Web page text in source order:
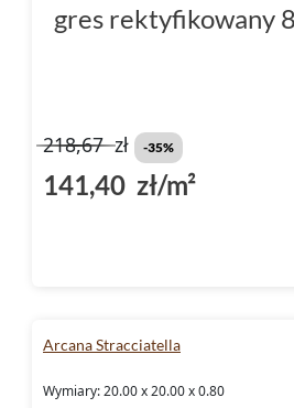
gres rektyfikowany
218,67zł -35%
141,40 zł/m²
Arcana Stracciatella
Wymiary: 20.00 x 20.00 x 0.80